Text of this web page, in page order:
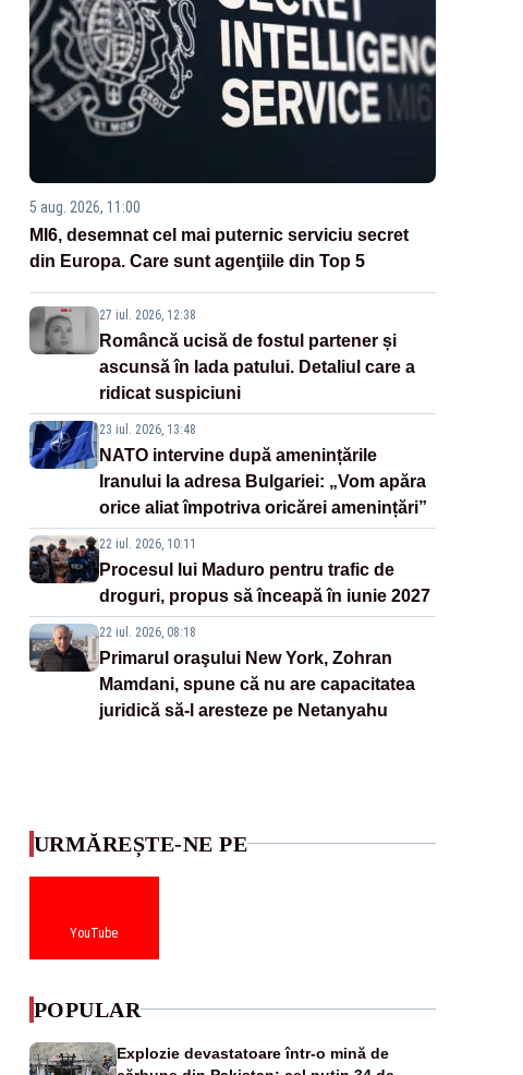
5 aug. 2026, 11:00
MI6, desemnat cel mai puternic serviciu secret
din Europa. Care sunt agenţiile din Top 5
27 iul. 2026, 12:38
Româncă ucisă de fostul partener și
ascunsă în lada patului. Detaliul care a
ridicat suspiciuni
23 iul. 2026, 13:48
NATO intervine după amenințările
Iranului la adresa Bulgariei: „Vom apăra
orice aliat împotriva oricărei amenințări”
22 iul. 2026, 10:11
Procesul lui Maduro pentru trafic de
droguri, propus să înceapă în iunie 2027
22 iul. 2026, 08:18
Primarul oraşului New York, Zohran
Mamdani, spune că nu are capacitatea
juridică să-l aresteze pe Netanyahu
URMĂREȘTE-NE PE
YouTube
POPULAR
Explozie devastatoare într-o mină de